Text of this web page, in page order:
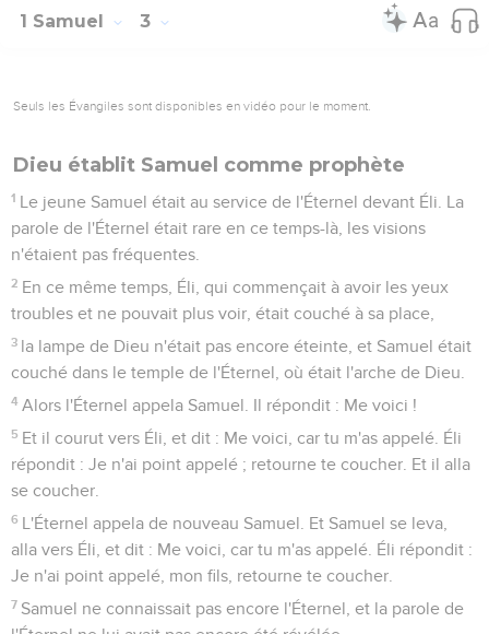
1 Samuel 3
Seuls les Évangiles sont disponibles en vidéo pour le moment.
Dieu établit Samuel comme prophète
1 Le jeune Samuel était au service de l'Éternel devant Éli. La
parole de l'Éternel était rare en ce temps-là, les visions
n'étaient pas fréquentes.
2 En ce même temps, Éli, qui commençait à avoir les yeux
troubles et ne pouvait plus voir, était couché à sa place,
3 la lampe de Dieu n'était pas encore éteinte, et Samuel était
couché dans le temple de l'Éternel, où était l'arche de Dieu.
4 Alors l'Éternel appela Samuel. Il répondit : Me voici !
5 Et il courut vers Éli, et dit : Me voici, car tu m'as appelé. Éli
répondit : Je n'ai point appelé ; retourne te coucher. Et il alla
se coucher.
6 L'Éternel appela de nouveau Samuel. Et Samuel se leva,
alla vers Éli, et dit : Me voici, car tu m'as appelé. Éli répondit :
Je n'ai point appelé, mon fils, retourne te coucher.
7 Samuel ne connaissait pas encore l'Éternel, et la parole de